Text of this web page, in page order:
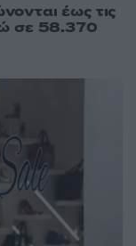
έως τις
σε 58.370